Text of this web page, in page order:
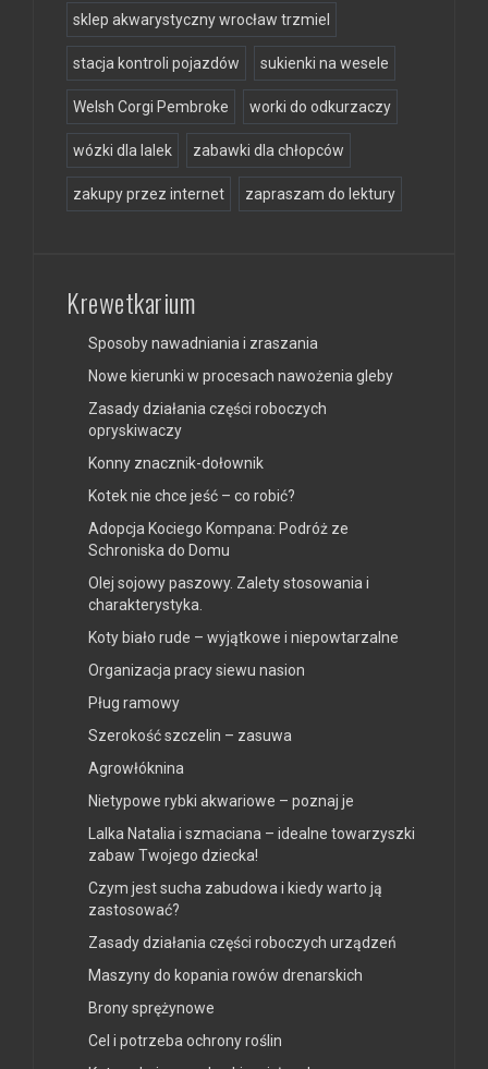
sklep akwarystyczny wrocław trzmiel
stacja kontroli pojazdów sukienki na wesele
Welsh Corgi Pembroke worki do odkurzaczy
wózki dla lalek zabawki dla chłopców
zakupy przez internet zapraszam do lektury
Krewetkarium
Sposoby nawadniania i zraszania
Nowe kierunki w procesach nawożenia gleby
Zasady działania części roboczych
opryskiwaczy
Konny znacznik-dołownik
Kotek nie chce jeść – co robić?
Adopcja Kociego Kompana: Podróż ze
Schroniska do Domu
Olej sojowy paszowy. Zalety stosowania i
charakterystyka.
Koty biało rude – wyjątkowe i niepowtarzalne
Organizacja pracy siewu nasion
Pług ramowy
Szerokość szczelin – zasuwa
Agrowłóknina
Nietypowe rybki akwariowe – poznaj je
Lalka Natalia i szmaciana – idealne towarzyszki
zabaw Twojego dziecka!
Czym jest sucha zabudowa i kiedy warto ją
zastosować?
Zasady działania części roboczych urządzeń
Maszyny do kopania rowów drenarskich
Brony sprężynowe
Cel i potrzeba ochrony roślin